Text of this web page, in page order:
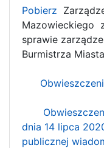
Pobierz
Mazowieckiego
sprawie
Burmistrza
dnia 14 lipca
publicznej